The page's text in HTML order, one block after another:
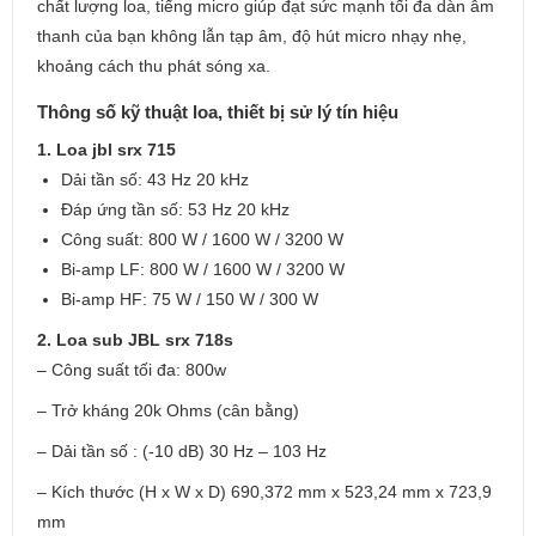
chất lượng loa, tiếng micro giúp đạt sức mạnh tối đa dàn âm
thanh của bạn không lẫn tạp âm, độ hút micro nhạy nhẹ,
khoảng cách thu phát sóng xa.
Thông số kỹ thuật loa, thiết bị sử lý tín hiệu
1. Loa jbl srx 715
Dải tần số: 43 Hz 20 kHz
Đáp ứng tần số: 53 Hz 20 kHz
Công suất: 800 W / 1600 W / 3200 W
Bi-amp LF: 800 W / 1600 W / 3200 W
Bi-amp HF: 75 W / 150 W / 300 W
2. Loa sub JBL srx 718s
– Công suất tối đa: 800w
– Trở kháng 20k Ohms (cân bằng)
– Dải tần số : (-10 dB) 30 Hz – 103 Hz
– Kích thước (H x W x D) 690,372 mm x 523,24 mm x 723,9
mm